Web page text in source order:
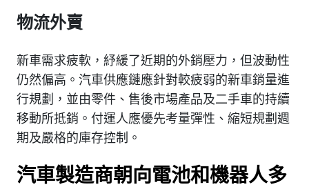
物流外賣
新車需求疲軟，紓緩了近期的外銷壓力，但波動性
仍然偏高。汽車供應鏈應針對較疲弱的新車銷量進
行規劃，並由零件、售後市場產品及二手車的持續
移動所抵銷。付運人應優先考量彈性、縮短規劃週
期及嚴格的庫存控制。
汽車製造商朝向電池和機器人多